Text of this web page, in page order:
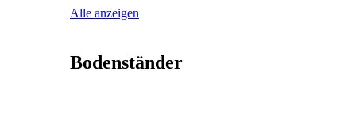
Alle anzeigen
Bodenständer